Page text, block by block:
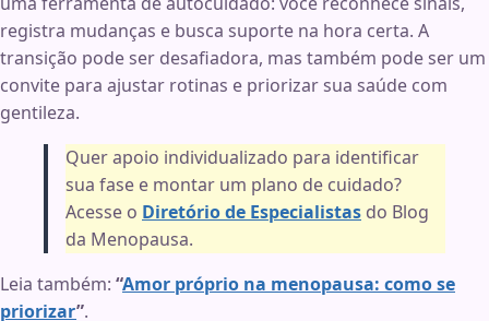
registra mudanças e busca suporte na hora certa. A
transição pode ser desafiadora, mas também pode ser um
convite para ajustar rotinas e priorizar sua saúde com
gentileza.
Quer apoio individualizado para identificar
sua fase e montar um plano de cuidado?
Acesse o Diretório de Especialistas do Blog
da Menopausa.
Leia também: “Amor próprio na menopausa: como se
priorizar”.